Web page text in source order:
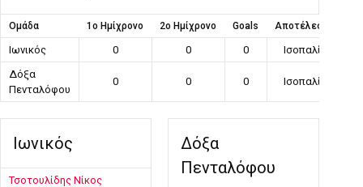
Ομάδα 1ο Ημίχρονο 2ο Ημίχρονο Goals Αποτέλεσμα
Ιωνικός 0 0 0
Ισοπαλία
Δόξα
Πενταλόφου
0 0 0 Ισοπαλία
Ιωνικός
Τσοτουλίδης Νίκος
Δόξα
Πενταλόφου